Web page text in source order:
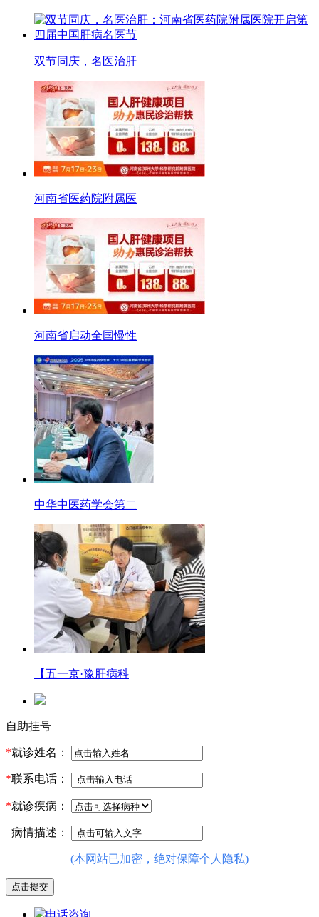
双节同庆，名医治肝
河南省医药院附属医
河南省启动全国慢性
中华中医药学会第二
【五一京·豫肝病科
自助挂号
*就诊姓名：
*联系电话：
*就诊疾病：
病情描述：
(本网站已加密，绝对保障个人隐私)
电话咨询